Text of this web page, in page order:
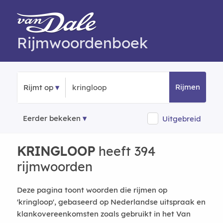
Rijmwoordenboek
Rijmt op Rijmen
Eerder bekeken Uitgebreid
KRINGLOOPheeft 394
rijmwoorden
Deze pagina toont woorden die rijmen op
'kringloop', gebaseerd op Nederlandse uitspraak en
klankovereenkomsten zoals gebruikt in het Van